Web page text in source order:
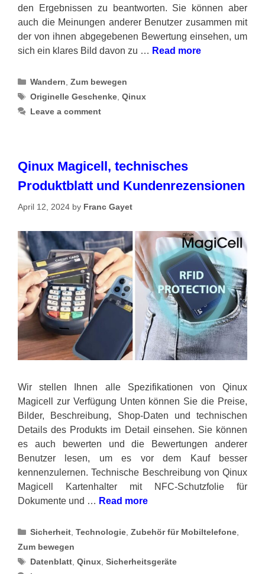
den Ergebnissen zu beantworten. Sie können aber
auch die Meinungen anderer Benutzer zusammen mit
der von ihnen abgegebenen Bewertung einsehen, um
sich ein klares Bild davon zu … Read more
Categories
Wandern,Zum bewegen
Tags
Originelle Geschenke,Qinux
Leave a comment
Qinux Magicell, technisches
Produktblatt und Kundenrezensionen
April 12, 2024 by Franc Gayet
Wir stellen Ihnen alle Spezifikationen von Qinux
Magicell zur Verfügung Unten können Sie die Preise,
Bilder, Beschreibung, Shop-Daten und technischen
Details des Produkts im Detail einsehen. Sie können
es auch bewerten und die Bewertungen anderer
Benutzer lesen, um es vor dem Kauf besser
kennenzulernen. Technische Beschreibung von Qinux
Magicell Kartenhalter mit NFC-Schutzfolie für
Dokumente und … Read more
Categories
Sicherheit,Technologie,Zubehör für Mobiltelefone,
Zum bewegen
Tags
Datenblatt,Qinux,Sicherheitsgeräte